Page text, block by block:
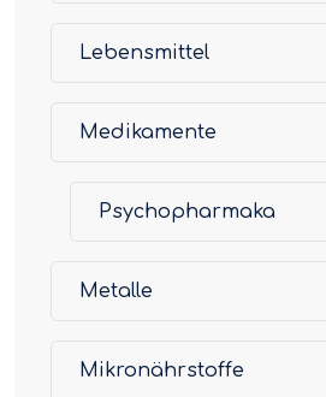
Lebensmittel
Medikamente
Psychopharmaka
Metalle
Mikronährstoffe